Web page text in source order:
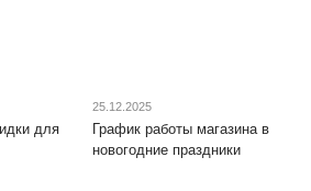
для
25.12.2025
График работы магазина в
новогодние праздники